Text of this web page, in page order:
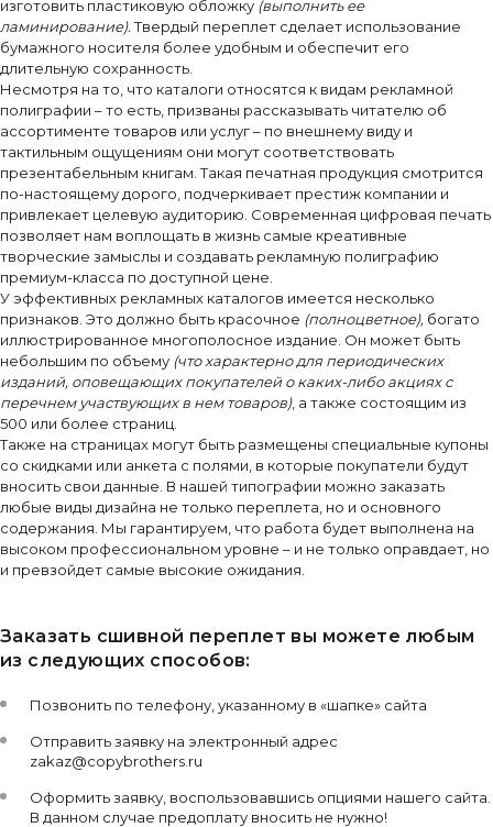
изготовить пластиковую обложку (выполнить ее
ламинирование).Твердый переплет сделает использование
бумажного носителя более удобным и обеспечит его
длительную сохранность.
Несмотря на то, что каталоги относятся к видам рекламной
полиграфии – то есть, призваны рассказывать читателю об
ассортименте товаров или услуг – по внешнему виду и
тактильным ощущениям они могут соответствовать
презентабельным книгам. Такая печатная продукция смотрится
по-настоящему дорого, подчеркивает престиж компании и
привлекает целевую аудиторию. Современная цифровая печать
позволяет нам воплощать в жизнь самые креативные
творческие замыслы и создавать рекламную полиграфию
премиум-класса по доступной цене.
У эффективных рекламных каталогов имеется несколько
признаков. Это должно быть красочное (полноцветное), богато
иллюстрированное многополосное издание. Он может быть
небольшим по объему (что характерно для периодических
изданий, оповещающих покупателей о каких-либо акциях с
перечнем участвующих в нем товаров), а также состоящим из
500 или более страниц.
Также на страницах могут быть размещены специальные купоны
со скидками или анкета с полями, в которые покупатели будут
вносить свои данные. В нашей типографии можно заказать
любые виды дизайна не только переплета, но и основного
содержания. Мы гарантируем, что работа будет выполнена на
высоком профессиональном уровне – и не только оправдает, но
и превзойдет самые высокие ожидания.
Заказать сшивной переплет вы можете любым
из следующих способов:
Позвонить по телефону, указанному в «шапке» сайта
Отправить заявку на электронный адрес
zakaz@copybrothers.ru
Оформить заявку, воспользовавшись опциями нашего сайта.
В данном случае предоплату вносить не нужно!